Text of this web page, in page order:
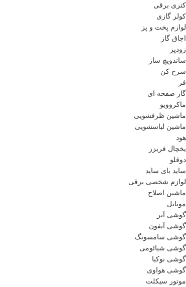
کتری برقی
کولر گازی
لوازم پخت و پز
اجاق گاز
زودپز
ساندویچ ساز
سرخ کن
فر
گاز صفحه ای
ماکروویو
ماشین ظرفشویی
ماشین لباسشویی
هود
یخچال فریزر
دوقلو
ساید بای ساید
لوازم شخصی برقی
ماشین اصلاح
موبایل
گوشی آنر
گوشی آیفون
گوشی سامسونگ
گوشی شیائومی
گوشی نوکیا
گوشی هواوی
موتور سیکلت